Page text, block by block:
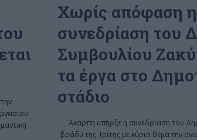
Χωρίς απόφαση η
συνεδρίαση του
Συμβουλίου
τα έργα στο
στάδιο
΄Aκαρπη υπήρξε η συνεδρίαση του
βράδυ της Τρίτης με κύριο θέμα την